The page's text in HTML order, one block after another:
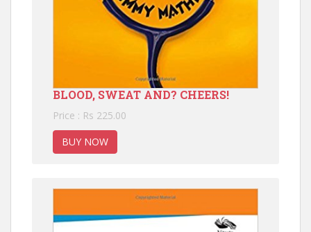
BLOOD, SWEAT AND? CHEERS!
Price : Rs 225.00
BUY NOW